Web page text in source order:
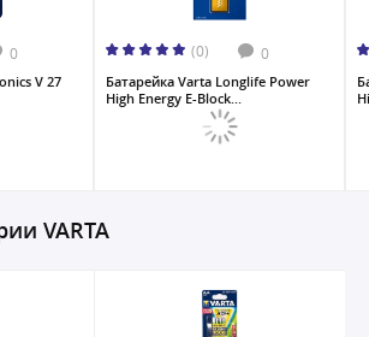
0
V 27
(0) 0
Батарейка Varta Longlife Power
High Energy E-Block...
VARTA